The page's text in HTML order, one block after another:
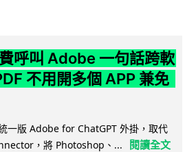
呼叫 Adobe 一句話跨軟
不用開多個 APP 兼免
一版 Adobe for ChatGPT 外掛，取代
，將 Photoshop、...
閱讀全文